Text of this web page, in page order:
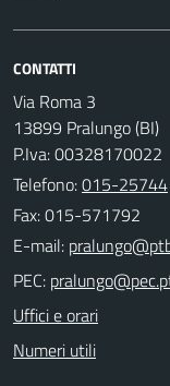
CONTATTI
Via Roma 3
13899 Pralungo (BI)
P.Iva: 00328170022
Telefono:015-25744
Fax: 015-571792
E-mail:
PEC:
Uffici e orari
Numeri utili